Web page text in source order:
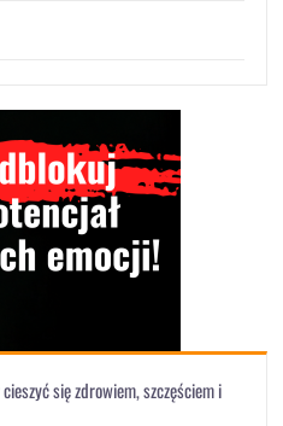
się zdrowiem, szczęściem i